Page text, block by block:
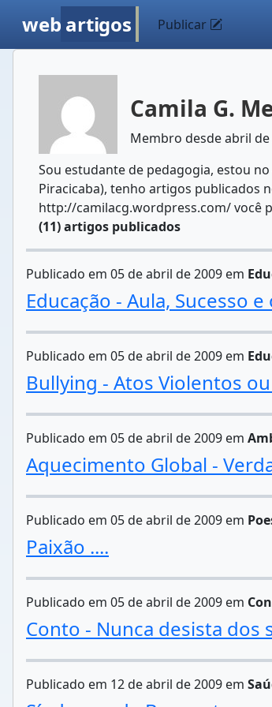
web artigos Publicar
Camila G.
Membro desde abril de
Sou estudante de pedagogia, estou
Piracicaba), tenho artigos publicados
http://camilacg.wordpress.com/ você
(11) artigos publicados
Publicado em 05 de abril de 2009 em
Educação - Aula, Sucesso e
Publicado em 05 de abril de 2009 em
Bullying - Atos Violentos
Publicado em 05 de abril de 2009 em
Aquecimento Global -
Publicado em 05 de abril de 2009 em
Paixão ....
Publicado em 05 de abril de 2009 em
Conto - Nunca desista dos
Publicado em 12 de abril de 2009 em